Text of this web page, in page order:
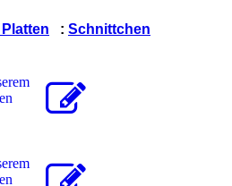
Platten : Schnittchen